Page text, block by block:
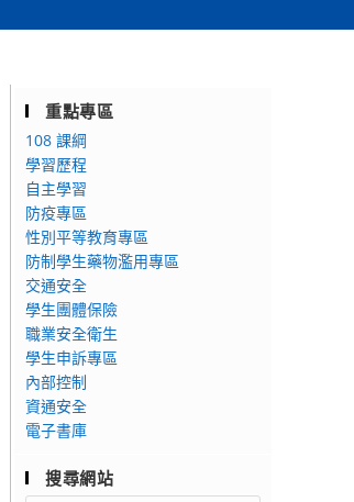
重點專區
108 課綱
學習歷程
自主學習
防疫專區
性別平等教育專區
防制學生藥物濫用專區
交通安全
學生團體保險
職業安全衛生
學生申訴專區
內部控制
資通安全
電子書庫
搜尋網站